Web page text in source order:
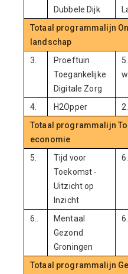
Dubbele Dijk
Totaal programmalijn
landschap
3.
Proeftuin
Toegankelijke
Digitale Zorg
4. H2Opper
Totaal programmalijn
economie
5.
Tijd voor
Toekomst -
Uitzicht op
Inzicht
6..
Mentaal
Gezond
Groningen
Totaal programmalijn